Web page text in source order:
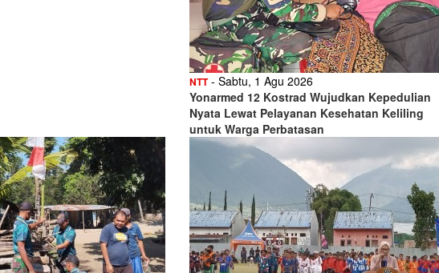
NTT- Sabtu, 1 Agu 2026
Yonarmed 12 Kostrad Wujudkan Kepedulian
Nyata Lewat Pelayanan Kesehatan Keliling
untuk Warga Perbatasan